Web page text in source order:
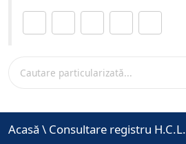
Acasă \ Consultare registru H.C.L.